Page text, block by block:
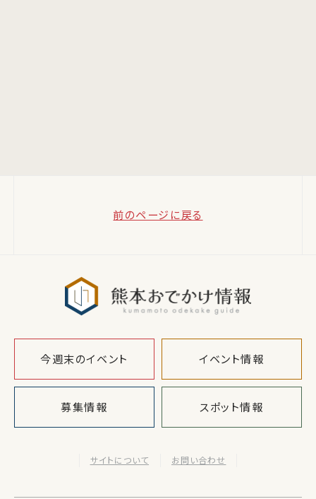
前のページに戻る
今週末のイベント イベント情報
募集情報 スポット情報
サイトについて お問い合わせ